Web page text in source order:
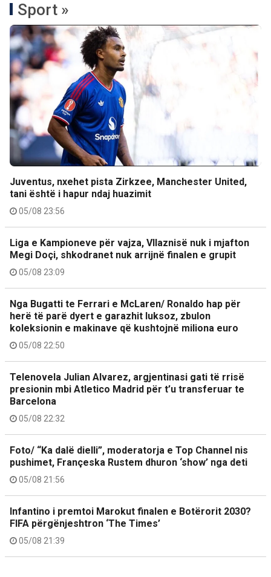
Sport »
Juventus, nxehet pista Zirkzee, Manchester United,
tani është i hapur ndaj huazimit
05/08 23:56
Liga e Kampioneve për vajza, Vllaznisë nuk i mjafton
Megi Doçi, shkodranet nuk arrijnë finalen e grupit
05/08 23:09
Nga Bugatti te Ferrari e McLaren/ Ronaldo hap për
herë të parë dyert e garazhit luksoz, zbulon
koleksionin e makinave që kushtojnë miliona euro
05/08 22:50
Telenovela Julian Alvarez, argjentinasi gati të rrisë
presionin mbi Atletico Madrid për t’u transferuar te
Barcelona
05/08 22:32
Foto/ “Ka dalë dielli”, moderatorja e Top Channel nis
pushimet, Françeska Rustem dhuron ‘show’ nga deti
05/08 21:56
Infantino i premtoi Marokut finalen e Botërorit 2030?
FIFA përgënjeshtron ‘The Times’
05/08 21:39